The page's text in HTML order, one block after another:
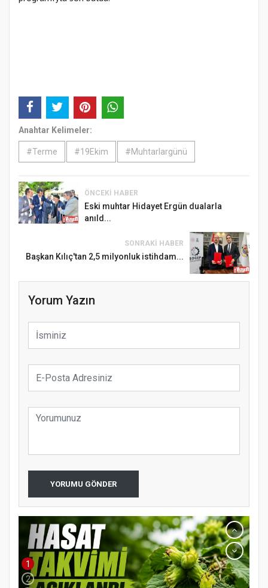
Anahtar Kelimeler:
#Terme #19Ekim #Muhtarlargünü
ÖNCEKI HABER
Eski muhtar Hidayet Ergün dualarla
anıld...
SONRAKI HABER
Başkan Kılıç'tan 2,5 milyonluk istihdam...
Yorum Yazın
YORUMU GÖNDER
1
2